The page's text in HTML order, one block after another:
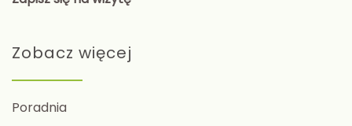
Zobacz więcej
Poradnia